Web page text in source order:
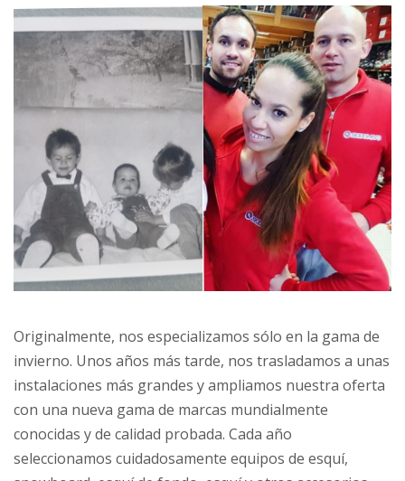
Originalmente, nos especializamos sólo en la gama de
invierno. Unos años más tarde, nos trasladamos a unas
instalaciones más grandes y ampliamos nuestra oferta
con una nueva gama de marcas mundialmente
conocidas y de calidad probada. Cada año
seleccionamos cuidadosamente equipos de esquí,